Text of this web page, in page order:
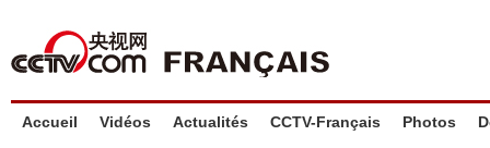
Accueil Vidéos Actualités CCTV-Français Photos